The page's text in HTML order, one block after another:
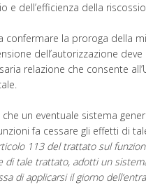
e dell’efficienza della
confermare la proroga della
dell’autorizzazione
relazione che consente
un eventuale sistema
fa cessare gli effetti di
113 del trattato sul
di tale trattato, adotti un
di applicarsi il giorno